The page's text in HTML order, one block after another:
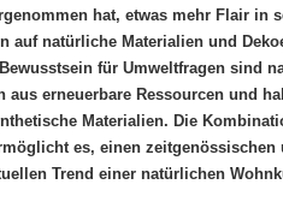
hat, etwas mehr Flair in
auf natürliche Materialien und
für Umweltfragen sind
aus erneuerbare Ressourcen und
Materialien. Die
es, einen
Trend einer natürlichen